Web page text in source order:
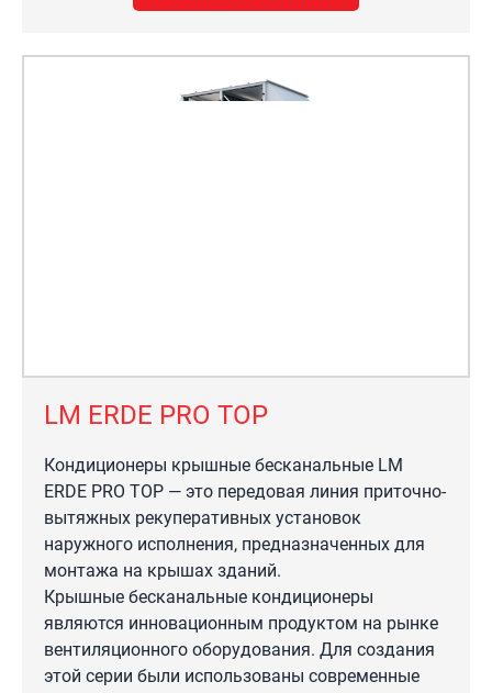
LM ERDE PRO TOP
Кондиционеры крышные бесканальные LM
ERDE PRO TOP — это передовая линия приточно-
вытяжных рекуперативных установок
наружного исполнения, предназначенных для
монтажа на крышах зданий.
Крышные бесканальные кондиционеры
являются инновационным продуктом на рынке
вентиляционного оборудования. Для создания
этой серии были использованы современные